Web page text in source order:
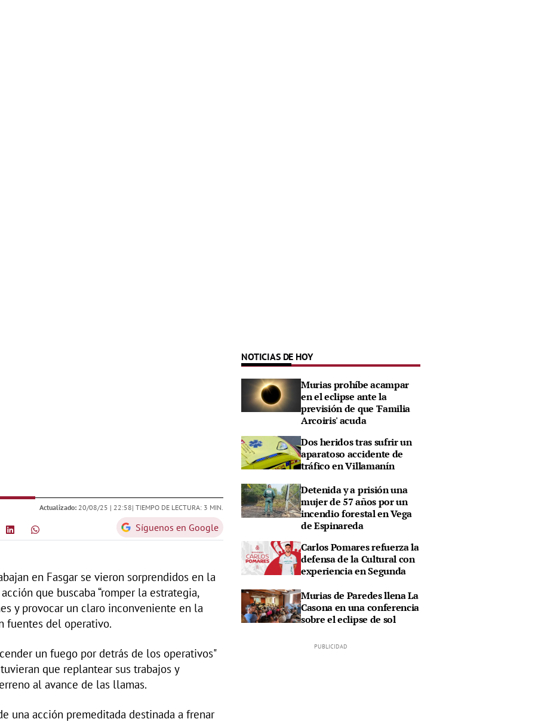
Actualizado: 20/08/25 | 22:58| TIEMPO DE LECTURA: 3 MIN.
Síguenos en Google
en Fasgar se vieron sorprendidos en la
que buscaba “romper la estrategia,
y provocar un claro inconveniente en la
fuentes del operativo.
un fuego por detrás de los operativos"
que replantear sus trabajos y
al avance de las llamas.
una acción premeditada destinada a frenar
NOTICIAS DE HOY
Murias prohíbe acampar
en el eclipse ante la
previsión de que 'Familia
Arcoiris' acuda
Dos heridos tras sufrir un
aparatoso accidente de
tráfico en Villamanín
Detenida y a prisión una
mujer de 57 años por un
incendio forestal en Vega
de Espinareda
Carlos Pomares refuerza la
defensa de la Cultural con
experiencia en Segunda
Murias de Paredes llena La
Casona en una conferencia
sobre el eclipse de sol